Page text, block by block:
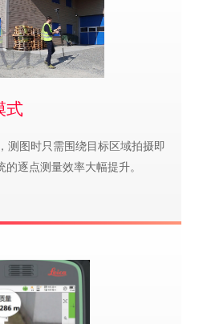
式
测图时只需围绕目标区域拍摄即
逐点测量效率大幅提升。